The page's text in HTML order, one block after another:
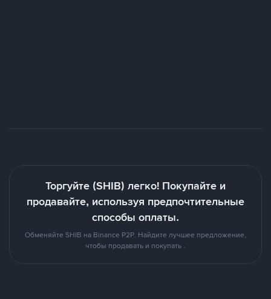
Торгуйте (SHIB) легко! Покупайте и
продавайте, используя предпочтительные
способы оплаты.
Обменяйте SHIB на Binance P2P. Найдите лучшее предложение,
чтобы продавать и покупать .